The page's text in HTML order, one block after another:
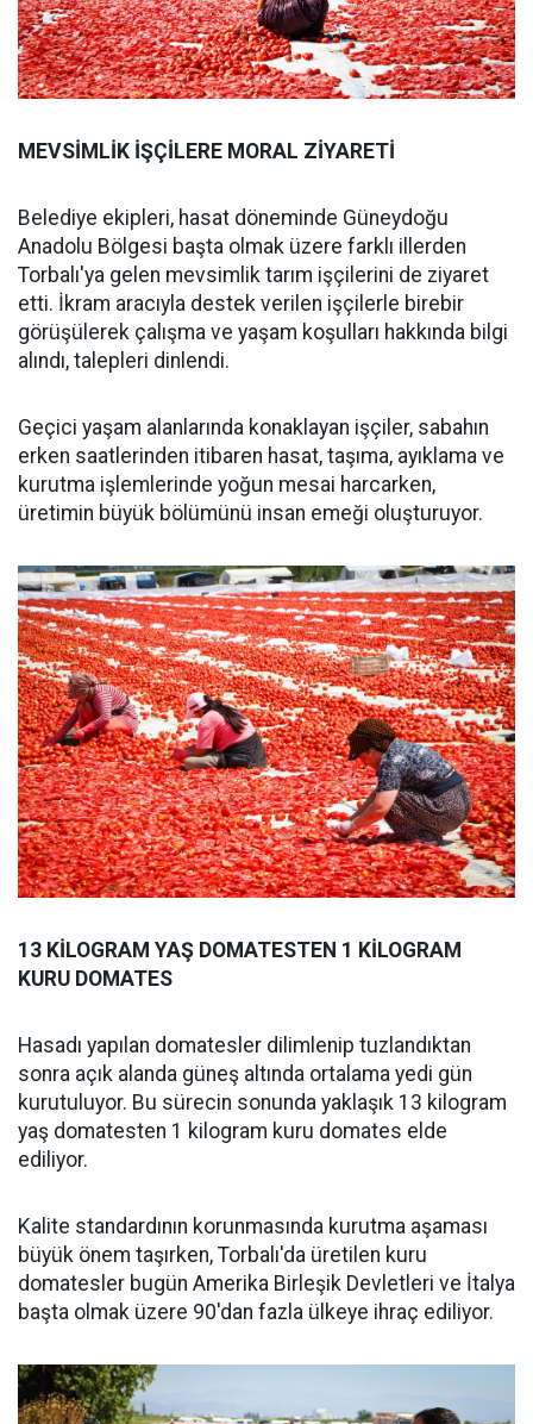
MEVSİMLİK İŞÇİLERE MORAL ZİYARETİ
Belediye ekipleri, hasat döneminde Güneydoğu
Anadolu Bölgesi başta olmak üzere farklı illerden
Torbalı'ya gelen mevsimlik tarım işçilerini de ziyaret
etti. İkram aracıyla destek verilen işçilerle birebir
görüşülerek çalışma ve yaşam koşulları hakkında bilgi
alındı, talepleri dinlendi.
Geçici yaşam alanlarında konaklayan işçiler, sabahın
erken saatlerinden itibaren hasat, taşıma, ayıklama ve
kurutma işlemlerinde yoğun mesai harcarken,
üretimin büyük bölümünü insan emeği oluşturuyor.
13 KİLOGRAM YAŞ DOMATESTEN 1 KİLOGRAM
KURU DOMATES
Hasadı yapılan domatesler dilimlenip tuzlandıktan
sonra açık alanda güneş altında ortalama yedi gün
kurutuluyor. Bu sürecin sonunda yaklaşık 13 kilogram
yaş domatesten 1 kilogram kuru domates elde
ediliyor.
Kalite standardının korunmasında kurutma aşaması
büyük önem taşırken, Torbalı'da üretilen kuru
domatesler bugün Amerika Birleşik Devletleri ve İtalya
başta olmak üzere 90'dan fazla ülkeye ihraç ediliyor.